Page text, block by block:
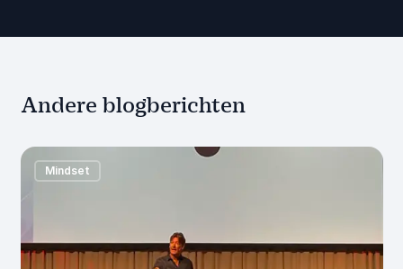
Andere blogberichten
Mindset